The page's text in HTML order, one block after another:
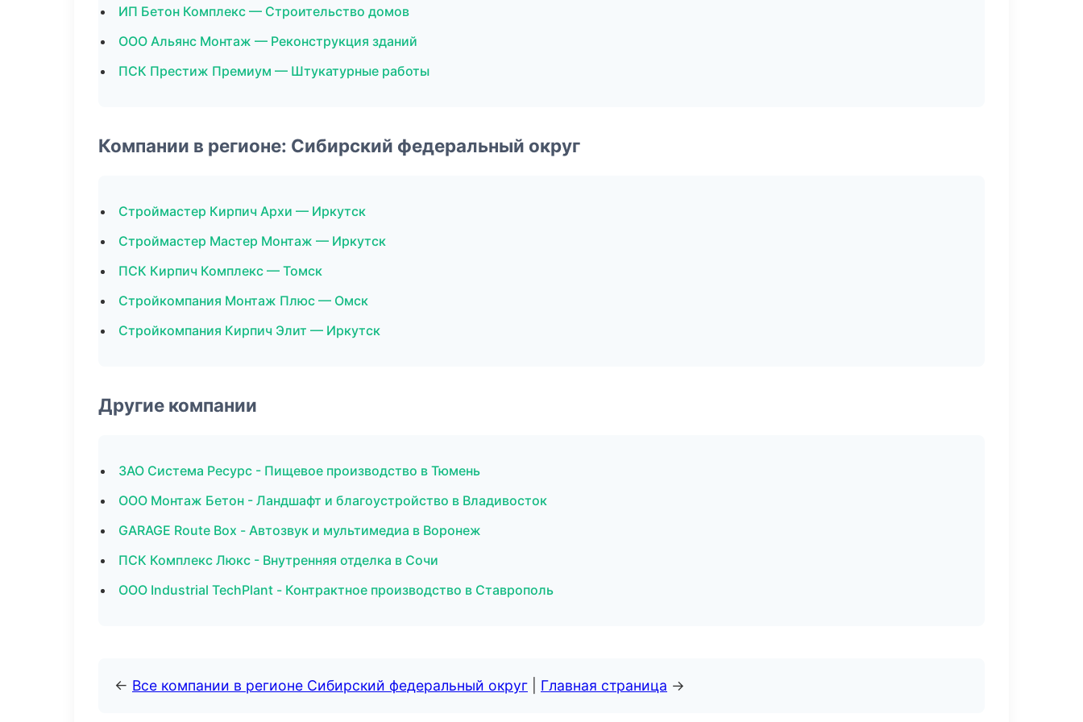
ИП Бетон Комплекс — Строительство домов
ООО Альянс Монтаж — Реконструкция зданий
ПСК Престиж Премиум — Штукатурные работы
Компании в регионе: Сибирский федеральный округ
Строймастер Кирпич Архи — Иркутск
Строймастер Мастер Монтаж — Иркутск
ПСК Кирпич Комплекс — Томск
Стройкомпания Монтаж Плюс — Омск
Стройкомпания Кирпич Элит — Иркутск
Другие компании
ЗАО Система Ресурс - Пищевое производство в Тюмень
ООО Монтаж Бетон - Ландшафт и благоустройство в Владивосток
GARAGE Route Box - Автозвук и мультимедиа в Воронеж
ПСК Комплекс Люкс - Внутренняя отделка в Сочи
ООО Industrial TechPlant - Контрактное производство в Ставрополь
← Все компании в регионе Сибирский федеральный округ Главная страница →